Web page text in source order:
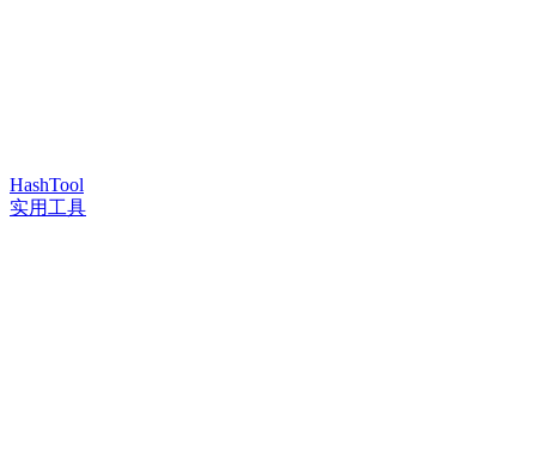
HashTool
实用工具